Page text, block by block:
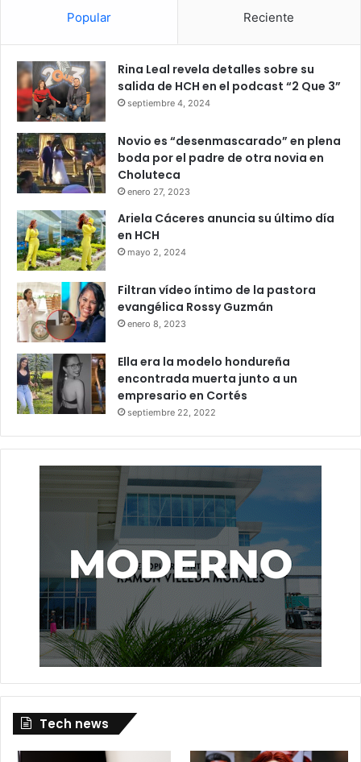
Popular Reciente
Rina Leal revela detalles sobre su
salida de HCH en el podcast “2 Que 3”
septiembre 4, 2024
Novio es “desenmascarado” en plena
boda por el padre de otra novia en
Choluteca
enero 27, 2023
Ariela Cáceres anuncia su último día
en HCH
mayo 2, 2024
Filtran vídeo íntimo de la pastora
evangélica Rossy Guzmán
enero 8, 2023
Ella era la modelo hondureña
encontrada muerta junto a un
empresario en Cortés
septiembre 22, 2022
Tech news